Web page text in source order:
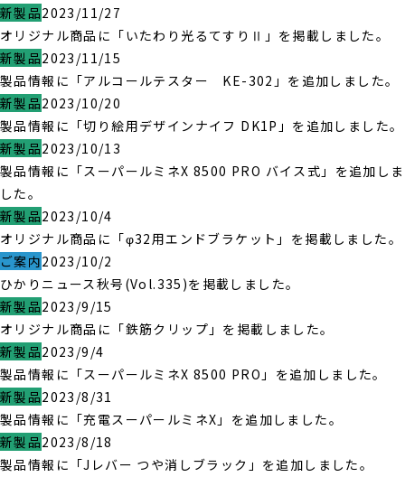
新製品2023/11/27
オリジナル商品に「いたわり光るてすりⅡ」を掲載しました。
新製品2023/11/15
製品情報に「アルコールテスター KE-302」を追加しました。
新製品2023/10/20
製品情報に「切り絵用デザインナイフ DK1P」を追加しました。
新製品2023/10/13
製品情報に「スーパールミネX 8500 PRO バイス式」を追加しま
した。
新製品2023/10/4
オリジナル商品に「φ32用エンドブラケット」を掲載しました。
ご案内2023/10/2
ひかりニュース秋号(Vol.335)を掲載しました。
新製品2023/9/15
オリジナル商品に「鉄筋クリップ」を掲載しました。
新製品2023/9/4
製品情報に「スーパールミネX 8500 PRO」を追加しました。
新製品2023/8/31
製品情報に「充電スーパールミネX」を追加しました。
新製品2023/8/18
製品情報に「Jレバー つや消しブラック」を追加しました。